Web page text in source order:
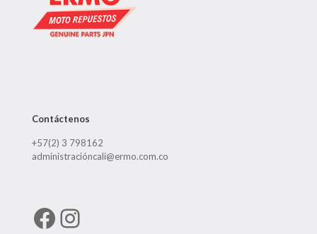
Contáctenos
+57(2) 3 798162
administracióncali@ermo.com.co
Facebook
Instagram